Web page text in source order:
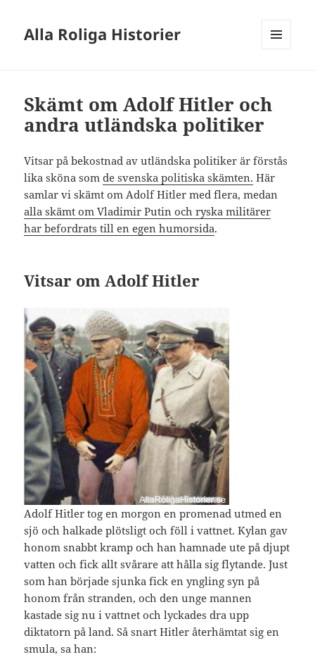
Alla Roliga Historier
Skämt om Adolf Hitler och
andra utländska politiker
Vitsar på bekostnad av utländska politiker är förstås
lika sköna somde svenska politiska skämten. Här
samlar vi skämt om Adolf Hitler med flera, medan
alla skämt om Vladimir Putin och ryska militärer
har befordrats till en egen humorsida.
Vitsar om Adolf Hitler
Adolf Hitler tog en morgon en promenad utmed en
sjö och halkade plötsligt och föll i vattnet. Kylan gav
honom snabbt kramp och han hamnade ute på djupt
vatten och fick allt svårare att hålla sig flytande. Just
som han började sjunka fick en yngling syn på
honom från stranden, och den unge mannen
kastade sig nu i vattnet och lyckades dra upp
diktatorn på land. Så snart Hitler återhämtat sig en
smula, sa han: